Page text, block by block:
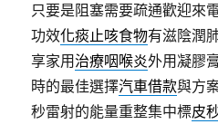
只要是阻塞需要疏通歡迎來
功效化痰止咳食物有滋陰潤
享家用 治療咽喉炎外用凝膠
時的最佳選擇汽車借款與方
秒雷射的能量重整集中標皮